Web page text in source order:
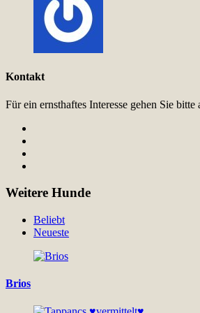
Kontakt
Für ein ernsthaftes Interesse gehen Sie
Weitere Hunde
Beliebt
Neueste
Brios